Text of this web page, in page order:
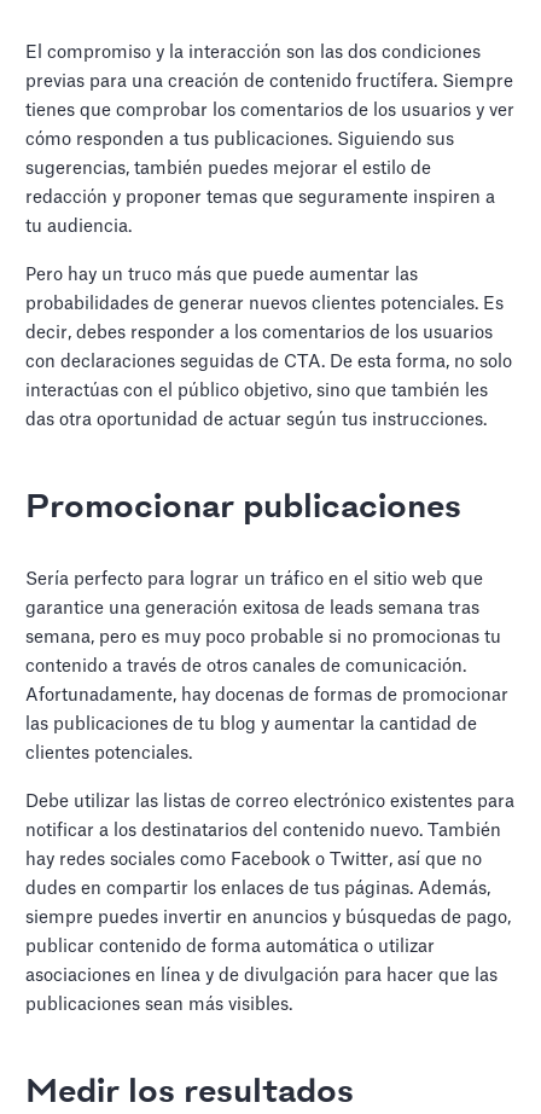
El compromiso y la interacción son las dos condiciones
previas para una creación de contenido fructífera. Siempre
tienes que comprobar los comentarios de los usuarios y ver
cómo responden a tus publicaciones. Siguiendo sus
sugerencias, también puedes mejorar el estilo de
redacción y proponer temas que seguramente inspiren a
tu audiencia.
Pero hay un truco más que puede aumentar las
probabilidades de generar nuevos clientes potenciales. Es
decir, debes responder a los comentarios de los usuarios
con declaraciones seguidas de CTA. De esta forma, no solo
interactúas con el público objetivo, sino que también les
das otra oportunidad de actuar según tus instrucciones.
Promocionar publicaciones
Sería perfecto para lograr un tráfico en el sitio web que
garantice una generación exitosa de leads semana tras
semana, pero es muy poco probable si no promocionas tu
contenido a través de otros canales de comunicación.
Afortunadamente, hay docenas de formas de promocionar
las publicaciones de tu blog y aumentar la cantidad de
clientes potenciales.
Debe utilizar las listas de correo electrónico existentes para
notificar a los destinatarios del contenido nuevo. También
hay redes sociales como Facebook o Twitter, así que no
dudes en compartir los enlaces de tus páginas. Además,
siempre puedes invertir en anuncios y búsquedas de pago,
publicar contenido de forma automática o utilizar
asociaciones en línea y de divulgación para hacer que las
publicaciones sean más visibles.
Medir los resultados